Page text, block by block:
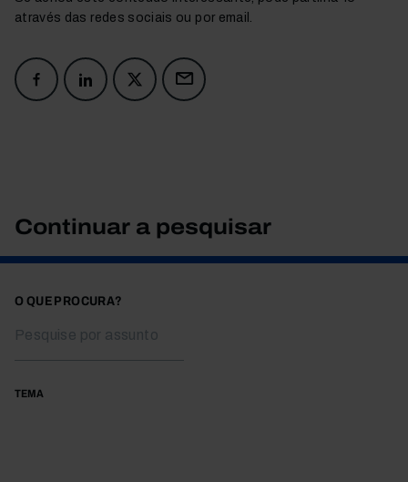
através das redes sociais ou por email.
Continuar a pesquisar
O QUE PROCURA?
TEMA